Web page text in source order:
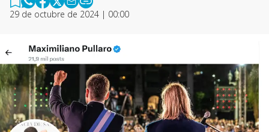
29 de octubre de 2024 | 00:00